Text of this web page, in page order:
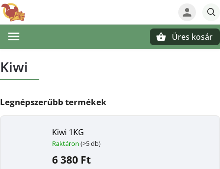
Üres kosár
Kiwi
Legnépszerűbb termékek
Kiwi 1KG
Raktáron (>5 db)
6 380 Ft